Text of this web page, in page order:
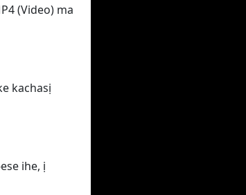
(Video) ma
kachasị
ihe, ị